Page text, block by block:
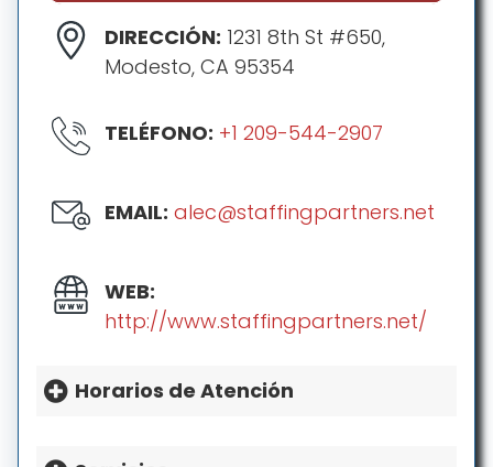
DIRECCIÓN: 1231 8th St #650,
Modesto, CA 95354
TELÉFONO: +1 209-544-2907
EMAIL: alec@staffingpartners.net
WEB:
http://www.staffingpartners.net/
Horarios de Atención